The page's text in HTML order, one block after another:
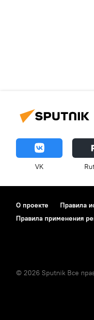
VK
О проекте Правила
Правила применения
© 2026 Sputnik Все